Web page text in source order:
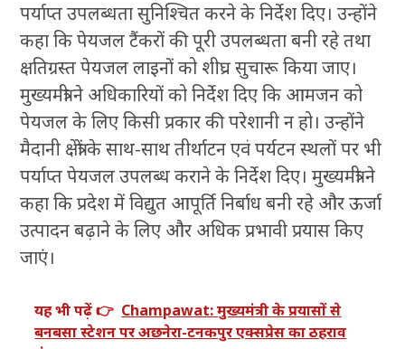
पर्याप्त उपलब्धता सुनिश्चित करने के निर्देश दिए। उन्होंने
कहा कि पेयजल टैंकरों की पूरी उपलब्धता बनी रहे तथा
क्षतिग्रस्त पेयजल लाइनों को शीघ्र सुचारू किया जाए।
मुख्यमंत्री ने अधिकारियों को निर्देश दिए कि आमजन को
पेयजल के लिए किसी प्रकार की परेशानी न हो। उन्होंने
मैदानी क्षेत्रों के साथ-साथ तीर्थाटन एवं पर्यटन स्थलों पर भी
पर्याप्त पेयजल उपलब्ध कराने के निर्देश दिए। मुख्यमंत्री ने
कहा कि प्रदेश में विद्युत आपूर्ति निर्बाध बनी रहे और ऊर्जा
उत्पादन बढ़ाने के लिए और अधिक प्रभावी प्रयास किए
जाएं।
यह भी पढ़ें 👉 Champawat: मुख्यमंत्री के प्रयासों से
बनबसा स्टेशन पर अछनेरा-टनकपुर एक्सप्रेस का ठहराव